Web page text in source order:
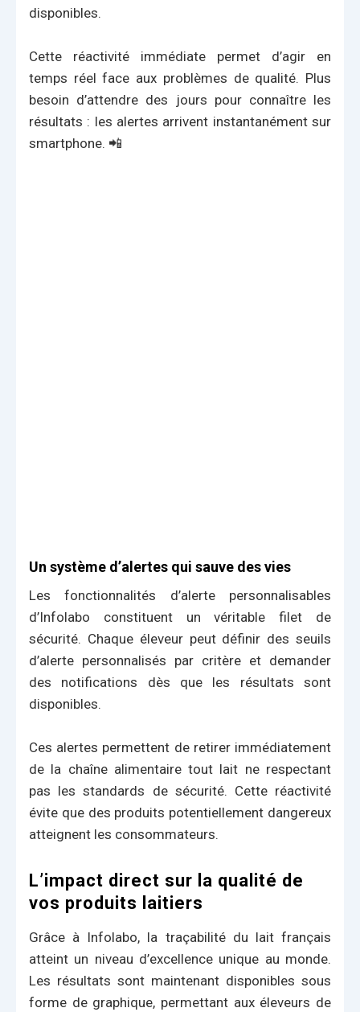
disponibles.
Cette réactivité immédiate permet d’agir en
temps réel face aux problèmes de qualité. Plus
besoin d’attendre des jours pour connaître les
résultats : les alertes arrivent instantanément sur
smartphone. 📲
Un système d’alertes qui sauve des vies
Les fonctionnalités d’alerte personnalisables
d’Infolabo constituent un véritable filet de
sécurité. Chaque éleveur peut définir des seuils
d’alerte personnalisés par critère et demander
des notifications dès que les résultats sont
disponibles.
Ces alertes permettent de retirer immédiatement
de la chaîne alimentaire tout lait ne respectant
pas les standards de sécurité. Cette réactivité
évite que des produits potentiellement dangereux
atteignent les consommateurs.
L’impact direct sur la qualité de
vos produits laitiers
Grâce à Infolabo, la traçabilité du lait français
atteint un niveau d’excellence unique au monde.
Les résultats sont maintenant disponibles sous
forme de graphique, permettant aux éleveurs de